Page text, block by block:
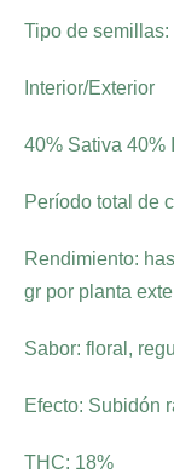
Tipo de
Interior/Exterior
40% Sativa 40%
Período total de
Rendimiento:
gr por planta
Sabor: floral,
Efecto: Subidón
THC: 18%